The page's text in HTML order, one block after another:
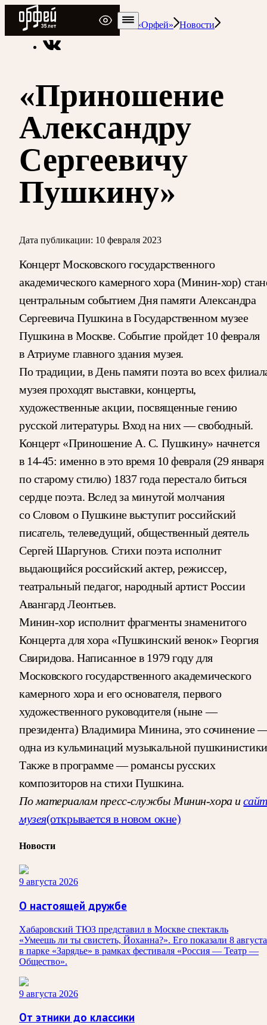
Радио Орфей
Радио классической музыки «Орфей»
Новости
«Приношение
Александру
Сергеевичу
Пушкину»
Дата публикации: 10 февраля 2023
Концерт Московского государственного
академического камерного хора (Минин-хор)
центральным событием Дня памяти Александра
Сергеевича Пушкина в Государственном музее
Пушкина в Москве. Событие пройдет 10 февраля
в Атриуме главного здания музея.
По традиции, в День памяти поэта во всех
музея проходят выставки, концерты,
художественные акции, посвященные гению
русской литературы. Вход на них — свободный.
Концерт «Приношение А. С. Пушкину» начнется
в 14-45: именно в это время 10 февраля (29 января
по старому стилю) 1837 года перестало биться
сердце поэта. Вслед за минутой молчания
со Словом о Пушкине выступит российский
писатель, телеведущий, общественный деятель
Сергей Шаргунов. Стихи поэта исполнит
выдающийся российский актер, режиссер,
театральный педагог, народный артист России
Авангард Леонтьев.
Минин-хор исполнит фрагменты знаменитого
Концерта для хора «Пушкинский венок» Георгия
Свиридова. Написанное в 1979 году для
Московского государственного академического
камерного хора и его основателя, первого
художественного руководителя (ныне —
президента) Владимира Минина, это сочинение
одна из кульминаций музыкальной
Также в программе — романсы русских
композиторов на стихи Пушкина.
По материалам пресс-службы Минин-хора и
музея(открывается в новом окне)
Новости
9 августа 2026
О настоящей дружбе
Хабаровский ТЮЗ представил в Москве спектакль
«Умеешь ли ты свистеть, Йоханна?». Его показали 8 августа
в парке «Зарядье» в рамках фестиваля «Россия — Театр —
Общество».
9 августа 2026
От этники до классики